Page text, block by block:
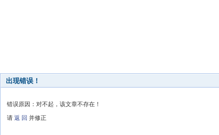
出现错误！
错误原因：对不起，该文章不存在！
请 返 回 并修正